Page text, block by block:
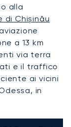
alla
di Chișinău
a 13 km
via terra
e il traffico
ai vicini
in